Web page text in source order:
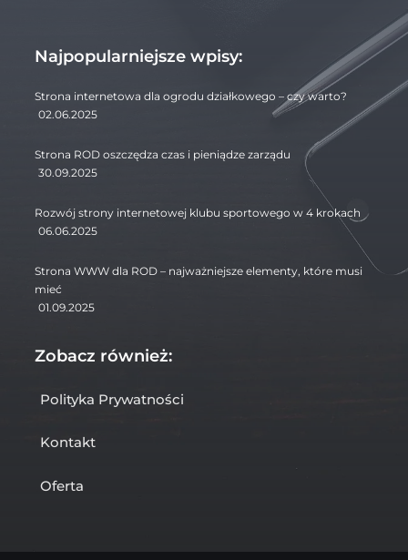
Najpopularniejsze wpisy:
Strona internetowa dla ogrodu działkowego – czy warto?
02.06.2025
Strona ROD oszczędza czas i pieniądze zarządu
30.09.2025
Rozwój strony internetowej klubu sportowego w 4 krokach
06.06.2025
Strona WWW dla ROD – najważniejsze elementy, które musi
mieć
01.09.2025
Zobacz również:
Polityka Prywatności
Kontakt
Oferta